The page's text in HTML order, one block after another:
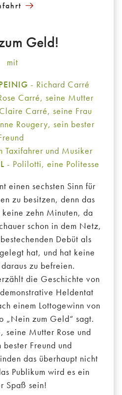
Geld!
mit
- Richard Carré
Carré, seine Mutter
Carré, seine Frau
Rougery, sein bester
Taxifahrer und Musiker
- Polilotti, eine Politesse
einen sechsten Sinn für
zu besitzen, denn das
keine zehn Minuten, da
schon in dem Netz,
Debüt als
hat, und hat keine
zu befreien.
die Geschichte von
Heldentat
einem Lottogewinn von
„Nein zum Geld“ sagt.
seine Mutter Rose und
bester Freund und
das überhaupt nicht
Publikum wird es ein
Spaß sein!